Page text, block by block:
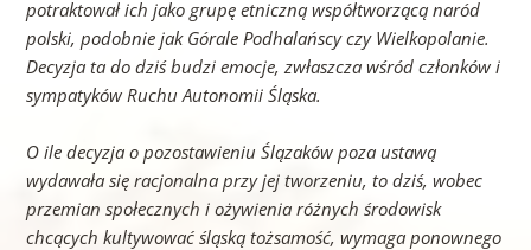
potraktował ich jako grupę etniczną współtworzącą naród
polski, podobnie jak Górale Podhalańscy czy Wielkopolanie.
Decyzja ta do dziś budzi emocje, zwłaszcza wśród członków i
sympatyków Ruchu Autonomii Śląska.
O ile decyzja o pozostawieniu Ślązaków poza ustawą
wydawała się racjonalna przy jej tworzeniu, to dziś, wobec
przemian społecznych i ożywienia różnych środowisk
chcących kultywować śląską tożsamość, wymaga ponownego